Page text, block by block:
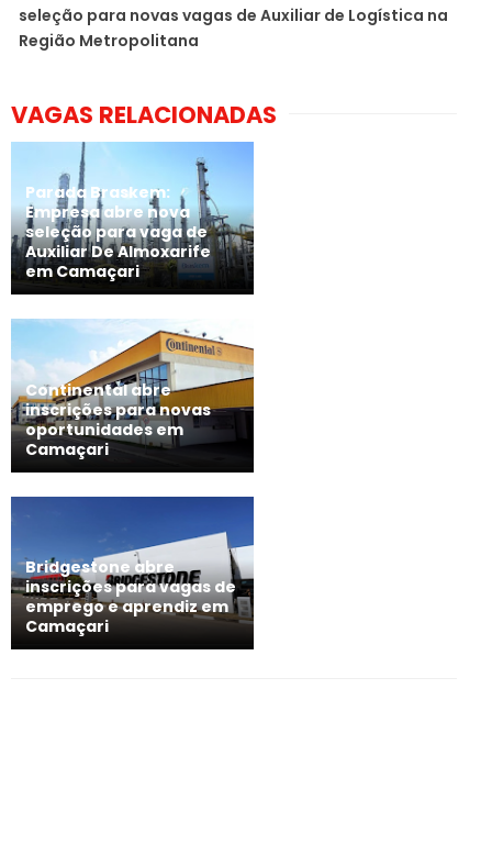
seleção para novas vagas de Auxiliar de Logística na
Região Metropolitana
VAGAS RELACIONADAS
Parada Braskem:
Empresa abre nova
seleção para vaga de
Auxiliar De Almoxarife
em Camaçari
Continental abre
inscrições para novas
oportunidades em
Camaçari
Bridgestone abre
inscrições para vagas de
emprego e aprendiz em
Camaçari